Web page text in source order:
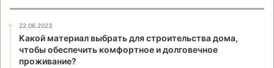
22.06.2023
Какой материал выбрать для строительства дома,
чтобы обеспечить комфортное и долговечное
проживание?